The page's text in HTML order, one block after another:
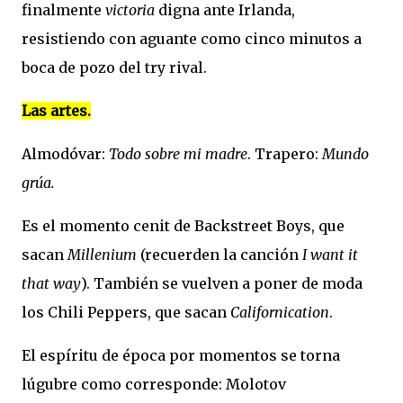
finalmente victoria digna ante Irlanda,
resistiendo con aguante como cinco minutos a
boca de pozo del try rival.
Las artes.
Almodóvar: Todo sobre mi madre. Trapero:Mundo
grúa.
Es el momento cenit de Backstreet Boys, que
sacanMillenium (recuerden la canción I want it
that way). También se vuelven a poner de moda
los Chili Peppers, que sacan Californication.
El espíritu de época por momentos se torna
lúgubre como corresponde: Molotov